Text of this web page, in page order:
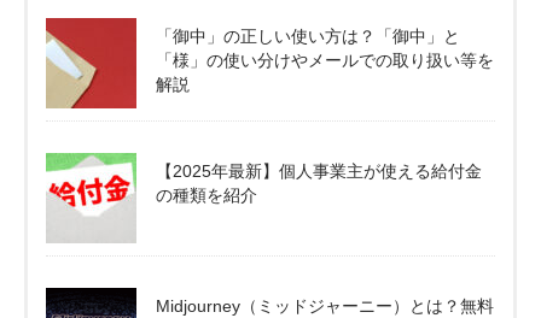
「御中」の正しい使い方は？「御中」と
「様」の使い分けやメールでの取り扱い等を
解説
【2025年最新】個人事業主が使える給付金
の種類を紹介
Midjourney（ミッドジャーニー）とは？無料